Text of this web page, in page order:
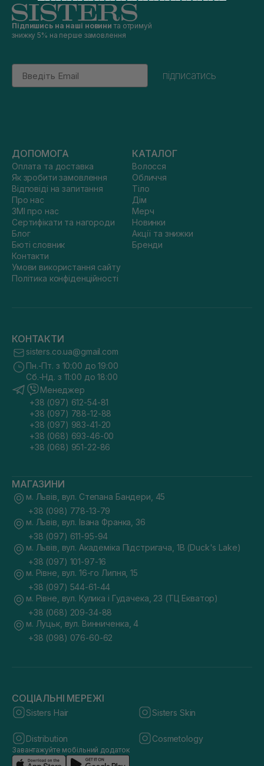
Підпишись на наші новини та отримуй
знижку 5% на перше замовлення
Email
підписатись
ДОПОМОГА
Оплата та доставка
Як зробити замовлення
Відповіді на запитання
Про нас
ЗМІ про нас
Сертифікати та нагороди
Блог
Бюті словник
Контакти
Умови використання сайту
Політика конфіденційності
КАТАЛОГ
Волосся
Обличчя
Тіло
Дім
Мерч
Новинки
Акції та знижки
Бренди
КОНТАКТИ
sisters.co.ua@gmail.com
Пн.-Пт. з 10:00 до 19:00
Сб.-Нд. з 11:00 до 18:00
Менеджер
+38 (097) 612-54-81
+38 (097) 788-12-88
+38 (097) 983-41-20
+38 (068) 693-46-00
+38 (068) 951-22-86
МАГАЗИНИ
м. Львів, вул. Степана Бандери, 45
+38 (098) 778-13-79
м. Львів, вул. Івана Франка, 36
+38 (097) 611-95-94
м. Львів, вул. Академіка Підстригача, 1В (Duck's Lake)
+38 (097) 101-97-16
м. Рівне, вул. 16-го Липня, 15
+38 (097) 544-61-44
м. Рівне, вул. Кулика і Гудачека, 23 (ТЦ Екватор)
+38 (068) 209-34-88
м. Луцьк, вул. Винниченка, 4
+38 (098) 076-60-62
СОЦІАЛЬНІ МЕРЕЖІ
Sisters Hair Sisters Skin
Distribution Cosmetology
Завантажуйте мобільний додаток